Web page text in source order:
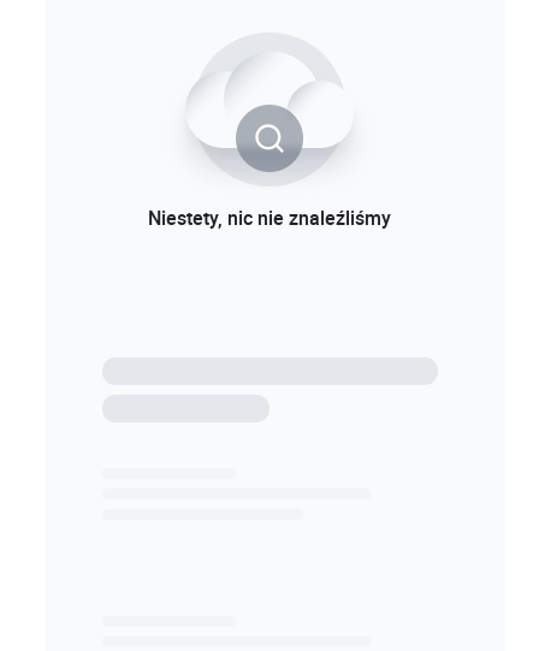
Niestety, nic nie znaleźliśmy